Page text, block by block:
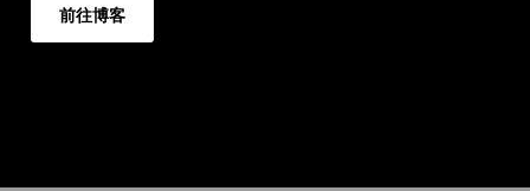
前往博客